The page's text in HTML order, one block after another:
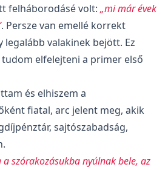
felháborodásé volt: „mi már évek
. Persze van emellé korrekt
valakinek bejött. Ez
elfelejteni a primer első
és elhiszem a
fiatal, arc jelent meg, akik
sajtószabadság,
szórakozásukba nyúlnak bele, az